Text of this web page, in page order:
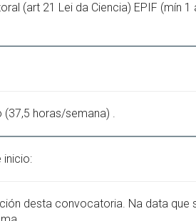
(art 21 Lei da Ciencia) EPIF (mín 1
horas/semana) .
inicio:
desta convocatoria. Na data que